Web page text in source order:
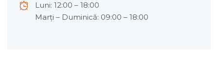
Luni: 12:00 – 18:00
Marți – Duminică: 09:00 – 18:00